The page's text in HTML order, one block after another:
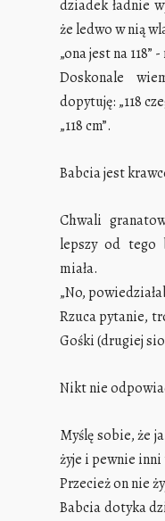
dziadek ładnie
że ledwo w nią
„ona jest na 118”
Doskonale
dopytuję: „118
„118 cm”.
Babcia jest
Chwali
lepszy od tego
miała.
„No,
Rzuca pytanie,
Gośki (drugiej
Nikt nie
Myślę sobie, że
żyje i pewnie
Przecież on nie
Babcia dotyka